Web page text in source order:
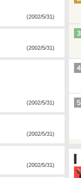
(2002/5/31)
(2002/5/31)
(2002/5/31)
(2002/5/31)
(2002/5/31)